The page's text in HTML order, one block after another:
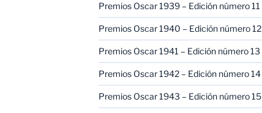
Premios Oscar 1939 – Edición número 11
Premios Oscar 1940 – Edición número 12
Premios Oscar 1941 – Edición número 13
Premios Oscar 1942 – Edición número 14
Premios Oscar 1943 – Edición número 15